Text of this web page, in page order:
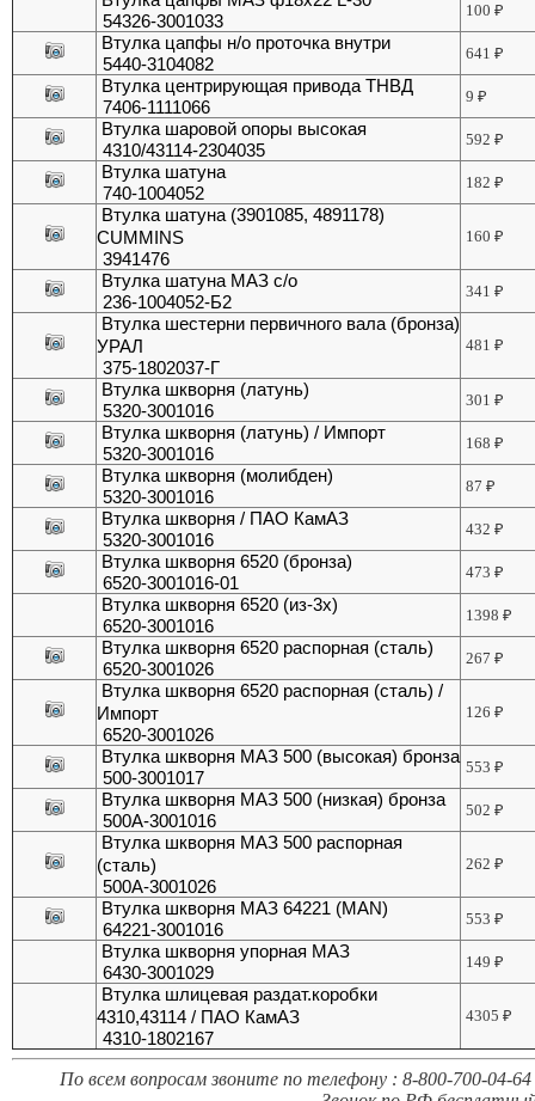
54326-3001033
100₽
Втулка цапфы н/о проточка внутри
5440-3104082
641₽
Втулка центрирующая привода ТНВД
7406-1111066
9₽
Втулка шаровой опоры высокая
4310/43114-2304035
592₽
Втулка шатуна
740-1004052
182₽
Втулка шатуна (3901085, 4891178)
CUMMINS
3941476
160₽
Втулка шатуна МАЗ с/о
236-1004052-Б2
341₽
Втулка шестерни первичного вала (бронза)
УРАЛ
375-1802037-Г
481₽
Втулка шкворня (латунь)
5320-3001016
301₽
Втулка шкворня (латунь) / Импорт
5320-3001016
168₽
Втулка шкворня (молибден)
5320-3001016
87₽
Втулка шкворня / ПАО КамАЗ
5320-3001016
432₽
Втулка шкворня 6520 (бронза)
6520-3001016-01
473₽
Втулка шкворня 6520 (из-3х)
6520-3001016
1398₽
Втулка шкворня 6520 распорная (сталь)
6520-3001026
267₽
Втулка шкворня 6520 распорная (сталь) /
Импорт
6520-3001026
126₽
Втулка шкворня МАЗ 500 (высокая) бронза
500-3001017
553₽
Втулка шкворня МАЗ 500 (низкая) бронза
500А-3001016
502₽
Втулка шкворня МАЗ 500 распорная
(сталь)
500А-3001026
262₽
Втулка шкворня МАЗ 64221 (MAN)
64221-3001016
553₽
Втулка шкворня упорная МАЗ
6430-3001029
149₽
Втулка шлицевая раздат.коробки
4310,43114 / ПАО КамАЗ
4310-1802167
4305₽
По всем вопросам звоните по телефону : 8-800-700-04-64